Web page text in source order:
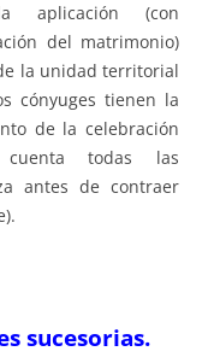
aplicación (con
del matrimonio)
la unidad territorial
cónyuges tienen la
de la celebración
todas las
antes de contraer
sucesorias.